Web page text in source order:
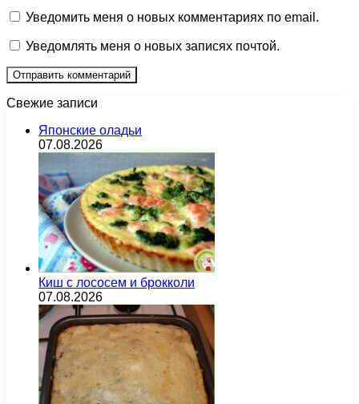
Уведомить меня о новых комментариях по email.
Уведомлять меня о новых записях почтой.
Свежие записи
Японские оладьи
07.08.2026
Киш с лососем и брокколи
07.08.2026